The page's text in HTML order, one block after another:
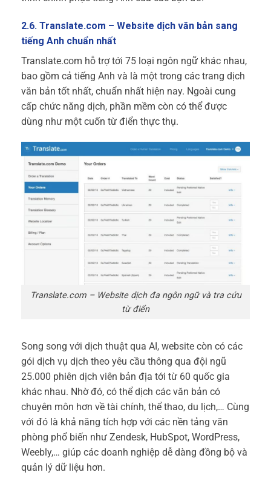
2.6. Translate.com – Website dịch văn bản sang
tiếng Anh chuẩn nhất
Translate.com hỗ trợ tới 75 loại ngôn ngữ khác nhau,
bao gồm cả tiếng Anh và là một trong các trang dịch
văn bản tốt nhất, chuẩn nhất hiện nay. Ngoài cung
cấp chức năng dịch, phần mềm còn có thể được
dùng như một cuốn từ điển thực thụ.
Translate.com – Website dịch đa ngôn ngữ và tra cứu
từ điển
Song song với dịch thuật qua AI, website còn có các
gói dịch vụ dịch theo yêu cầu thông qua đội ngũ
25.000 phiên dịch viên bản địa tới từ 60 quốc gia
khác nhau. Nhờ đó, có thể dịch các văn bản có
chuyên môn hơn về tài chính, thể thao, du lịch,… Cùng
với đó là khả năng tích hợp với các nền tảng văn
phòng phổ biến như Zendesk, HubSpot, WordPress,
Weebly,… giúp các doanh nghiệp dễ dàng đồng bộ và
quản lý dữ liệu hơn.